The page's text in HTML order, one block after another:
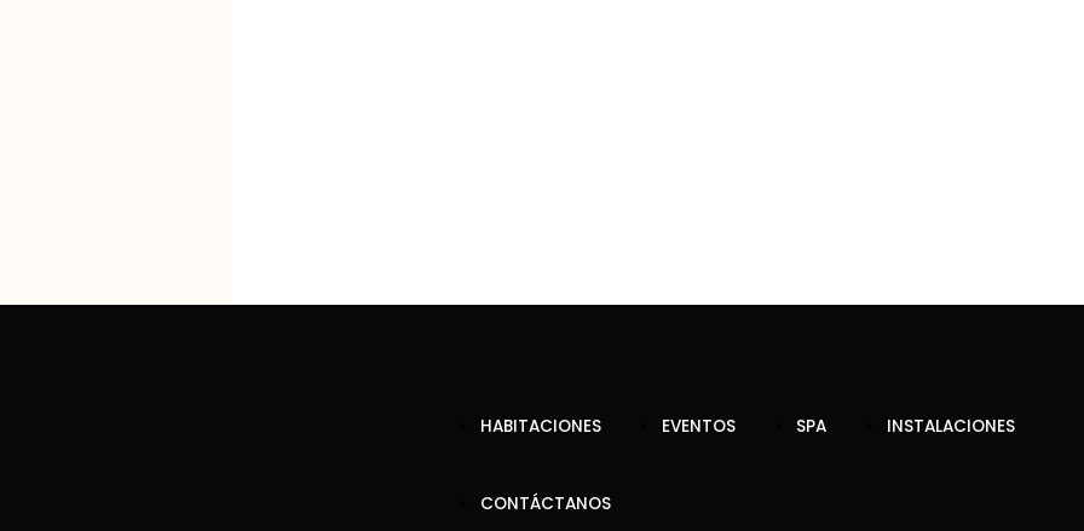
HABITACIONES EVENTOS SPA INSTALACIONES
CONTÁCTANOS